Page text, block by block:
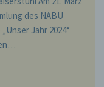
des NABU
Jahr 2024“